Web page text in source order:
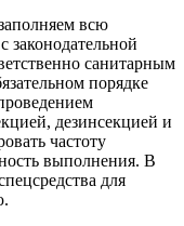
всю
законодательной
санитарным
порядке
дезинсекцией и
частоту
выполнения. В
для